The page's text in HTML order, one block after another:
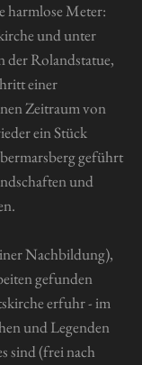
harmlose Meter:
und unter
der Rolandstatue,
einer
Zeitraum von
ein Stück
geführt
und
Nachbildung),
gefunden
erfuhr - im
und Legenden
sind (frei nach